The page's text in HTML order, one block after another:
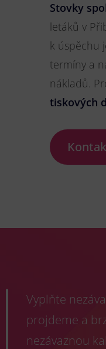
Stovky
letáků v
k úspěchu
termíny a
nákladů.
tiskových
Vyplňte
projdeme a
nezávaznou